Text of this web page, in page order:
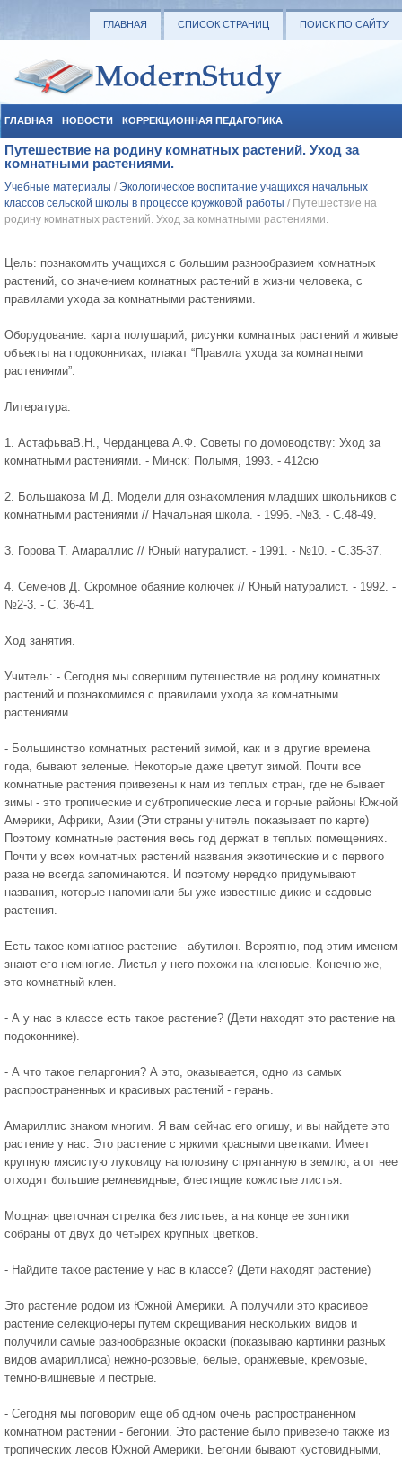
ГЛАВНАЯ СПИСОК СТРАНИЦ ПОИСК ПО САЙТУ
ГЛАВНАЯ НОВОСТИ КОРРЕКЦИОННАЯ ПЕДАГОГИКА
СОЦИАЛЬНАЯ ПЕДАГОГИКА УЧЕБНЫЕ МАТЕРИАЛЫ
Путешествие на родину комнатных растений. Уход за
комнатными растениями.
Учебные материалы / Экологическое воспитание учащихся начальных
классов сельской школы в процессе кружковой работы / Путешествие на
родину комнатных растений. Уход за комнатными растениями.
Цель: познакомить учащихся с большим разнообразием комнатных
растений, со значением комнатных растений в жизни человека, с
правилами ухода за комнатными растениями.
Оборудование: карта полушарий, рисунки комнатных растений и живые
объекты на подоконниках, плакат “Правила ухода за комнатными
растениями”.
Литература:
1. АстафьваВ.Н., Черданцева А.Ф. Советы по домоводству: Уход за
комнатными растениями. - Минск: Полымя, 1993. - 412сю
2. Большакова М.Д. Модели для ознакомления младших школьников с
комнатными растениями // Начальная школа. - 1996. -№3. - С.48-49.
3. Горова Т. Амараллис // Юный натуралист. - 1991. - №10. - С.35-37.
4. Семенов Д. Скромное обаяние колючек // Юный натуралист. - 1992. -
№2-3. - С. 36-41.
Ход занятия.
Учитель: - Сегодня мы совершим путешествие на родину комнатных
растений и познакомимся с правилами ухода за комнатными
растениями.
- Большинство комнатных растений зимой, как и в другие времена
года, бывают зеленые. Некоторые даже цветут зимой. Почти все
комнатные растения привезены к нам из теплых стран, где не бывает
зимы - это тропические и субтропические леса и горные районы Южной
Америки, Африки, Азии (Эти страны учитель показывает по карте)
Поэтому комнатные растения весь год держат в теплых помещениях.
Почти у всех комнатных растений названия экзотические и с первого
раза не всегда запоминаются. И поэтому нередко придумывают
названия, которые напоминали бы уже известные дикие и садовые
растения.
Есть такое комнатное растение - абутилон. Вероятно, под этим именем
знают его немногие. Листья у него похожи на кленовые. Конечно же,
это комнатный клен.
- А у нас в классе есть такое растение? (Дети находят это растение на
подоконнике).
- А что такое пеларгония? А это, оказывается, одно из самых
распространенных и красивых растений - герань.
Амариллис знаком многим. Я вам сейчас его опишу, и вы найдете это
растение у нас. Это растение с яркими красными цветками. Имеет
крупную мясистую луковицу наполовину спрятанную в землю, а от нее
отходят большие ремневидные, блестящие кожистые листья.
Мощная цветочная стрелка без листьев, а на конце ее зонтики
собраны от двух до четырех крупных цветков.
- Найдите такое растение у нас в классе? (Дети находят растение)
Это растение родом из Южной Америки. А получили это красивое
растение селекционеры путем скрещивания нескольких видов и
получили самые разнообразные окраски (показываю картинки разных
видов амариллиса) нежно-розовые, белые, оранжевые, кремовые,
темно-вишневые и пестрые.
- Сегодня мы поговорим еще об одном очень распространенном
комнатном растении - бегонии. Это растение было привезено также из
тропических лесов Южной Америки. Бегонии бывают кустовидными,